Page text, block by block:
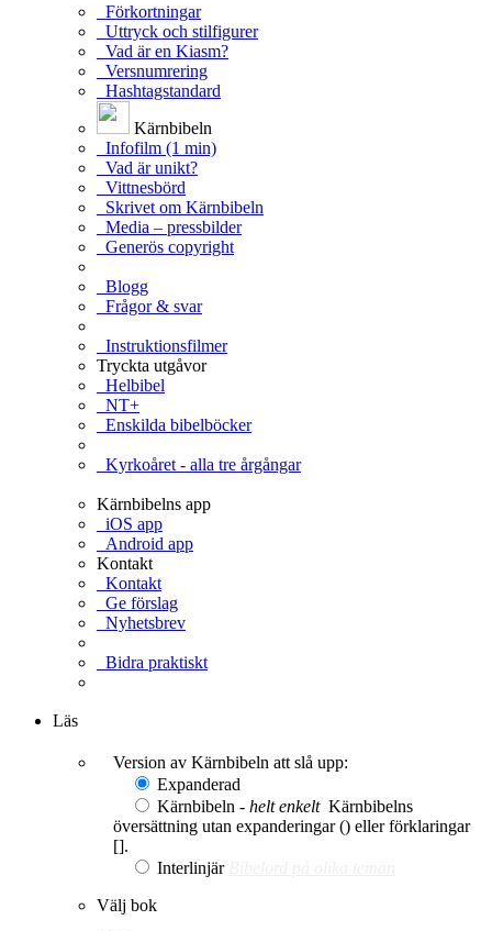
Förkortningar
Uttryck och stilfigurer
Vad är en Kiasm?
Versnumrering
Hashtagstandard
Kärnbibeln
Infofilm (1 min)
Vad är unikt?
Vittnesbörd
Skrivet om Kärnbibeln
Media – pressbilder
Generös copyright
Blogg
Frågor & svar
Instruktionsfilmer
Tryckta utgåvor
Helbibel
NT+
Enskilda bibelböcker
Kyrkoåret - alla tre årgångar
Kärnbibelns app
iOS app
Android app
Kontakt
Kontakt
Ge förslag
Nyhetsbrev
Bidra praktiskt
Läs
Version av Kärnbibeln att slå upp:
Expanderad
Kärnbibeln - helt enkelt Kärnbibelns
översättning utan expanderingar () eller förklaringar
[].
Interlinjär
Välj bok